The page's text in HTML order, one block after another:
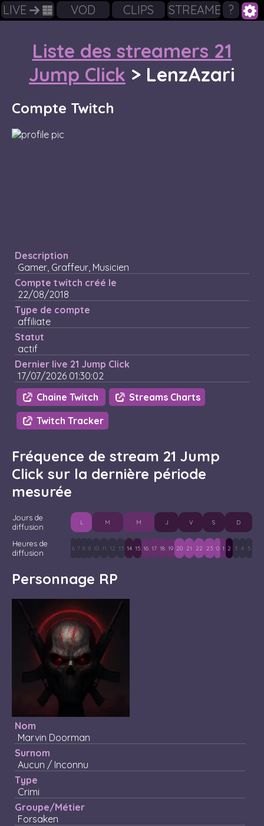
LIVE VOD CLIPS STREAMERS
?
Liste des streamers 21
Jump Click > LenzAzari
Compte Twitch
Description
Gamer, Graffeur, Musicien
Compte twitch créé le
22/08/2018
Type de compte
affiliate
Statut
actif
Dernier live 21 Jump Click
17/07/2026 01:30:02
Chaine Twitch
Streams Charts
Twitch Tracker
Fréquence de stream 21 Jump
Click sur la dernière période
mesurée
Jours de
diffusion
L M M J V S D
Heures de
diffusion
6 7 8 9 10 11 12 13 14 15 16 17 18 19 20 21 22 23 0 1 2 3 4 5
Personnage RP
Nom
Marvin Doorman
Surnom
Aucun / Inconnu
Type
Crimi
Groupe/Métier
Forsaken